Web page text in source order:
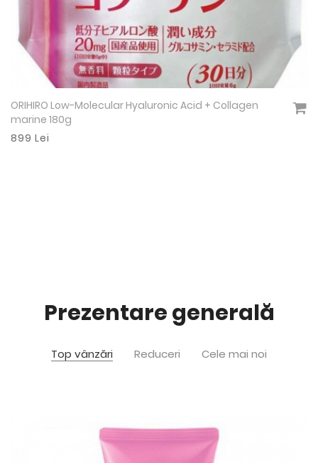
Vezi detalii
ORIHIRO Low-Molecular Hyaluronic Acid + Collagen
marine 180g
899 Lei
Prezentare generală
Top vânzări Reduceri Cele mai noi